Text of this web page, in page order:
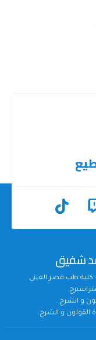
شفيق
كلية طب قصر العينى.
و الشرج .
القولون و الشرج.